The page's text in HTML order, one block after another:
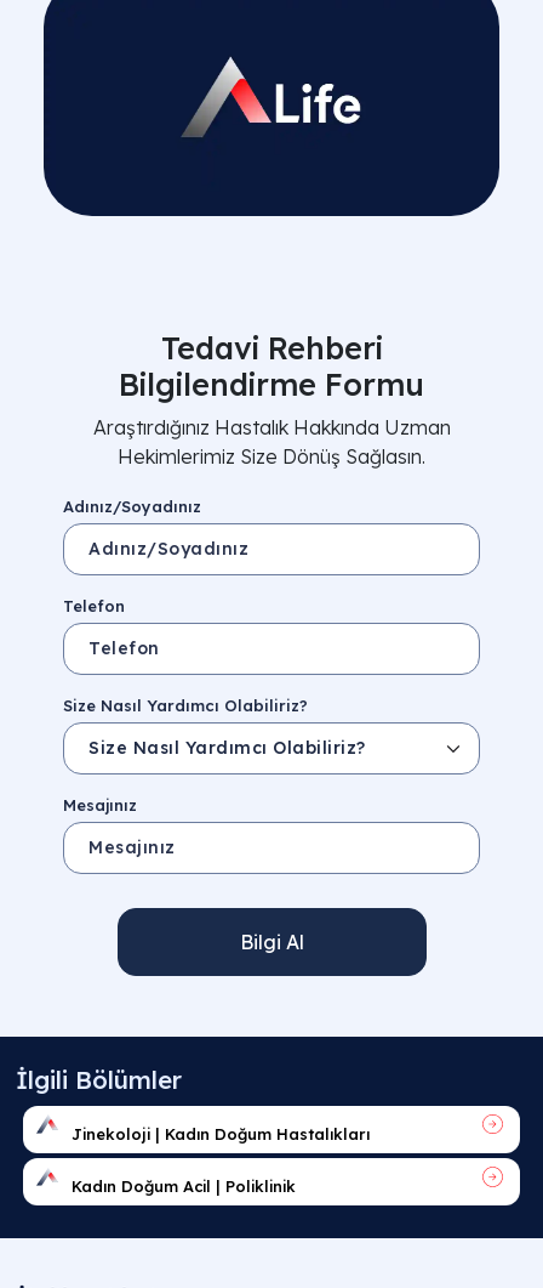
Tedavi Rehberi
Bilgilendirme Formu
Araştırdığınız Hastalık Hakkında Uzman
Hekimlerimiz Size Dönüş Sağlasın.
Adınız/Soyadınız
Telefon
Size Nasıl Yardımcı Olabiliriz?
Mesajınız
Bilgi Al